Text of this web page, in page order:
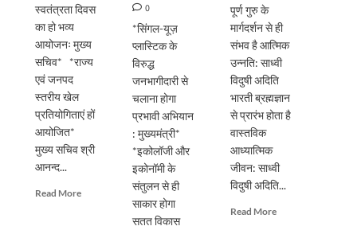
स्वतंत्रता दिवस
का हो भव्य
आयोजनः मुख्य
सचिव* *राज्य
एवं जनपद
स्तरीय खेल
प्रतियोगिताएं हों
आयोजित*
मुख्य सचिव श्री
आनन्द...
Read MoreRead
0
*सिंगल-यूज़
प्लास्टिक के
विरुद्ध
जनभागीदारी से
चलाना होगा
प्रभावी अभियान
: मुख्यमंत्री*
*इकोलॉजी और
इकोनॉमी के
संतुलन से ही
साकार होगा
सतत विकास
पूर्ण गुरु के
मार्गदर्शन से ही
संभव है आत्मिक
उन्नति: साध्वी
विदुषी अदिति
भारती ब्रह्मज्ञान
से प्रारंभ होता है
वास्तविक
आध्यात्मिक
जीवन: साध्वी
विदुषी अदिति...
Read MoreRead